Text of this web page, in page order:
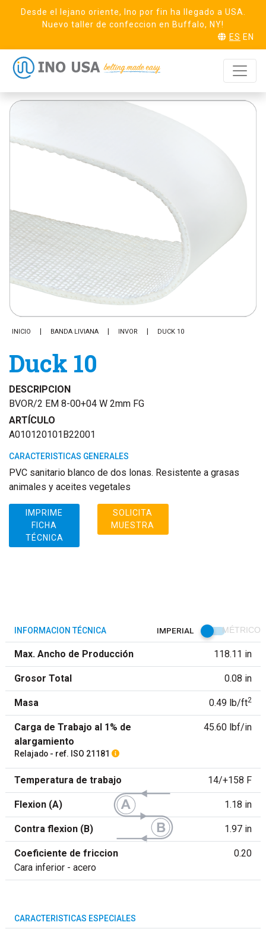
Desde el lejano oriente, Ino por fin ha llegado a USA.
Nuevo taller de confeccion en Buffalo, NY!
ES EN
Duck 10
INICIO BANDA LIVIANA INVOR DUCK 10
Duck 10
DESCRIPCION
BVOR/2 EM 8-00+04 W 2mm FG
ARTÍCULO
A010120101B22001
CARACTERISTICAS GENERALES
PVC sanitario blanco de dos lonas. Resistente a grasas
animales y aceites vegetales
IMPRIME
FICHA
TÉCNICA
SOLICITA
MUESTRA
INFORMACION TÉCNICA IMPERIAL MÉTRICO
Max. Ancho de Producción 118.11 in
Grosor Total 0.08 in
Masa 0.49 lb/ft2
Carga de Trabajo al 1% de
alargamiento
Relajado - ref. ISO 21181
45.60 lbf/in
Temperatura de trabajo 14/+158 F
Flexion (A) 1.18 in
Contra flexion (B) 1.97 in
Coeficiente de friccion
Cara inferior - acero
0.20
CARACTERISTICAS ESPECIALES